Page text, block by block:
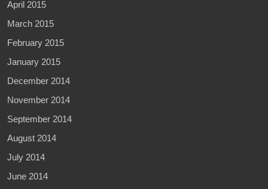
April 2015
March 2015
February 2015
January 2015
December 2014
November 2014
September 2014
August 2014
July 2014
June 2014